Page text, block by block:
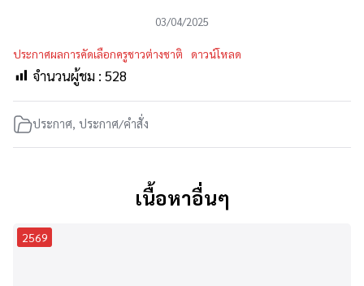
03/04/2025
ประกาศผลการคัดเลือกครูชาวต่างชาติ ดาวน์โหลด
จำนวนผู้ชม : 528
ประกาศ ประกาศ/คำสั่ง
เนื้อหาอื่นๆ
2569